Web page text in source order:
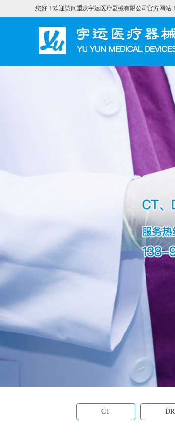
您好！欢迎访问重庆宇运医疗器械有限公司官方网站！
CT DR